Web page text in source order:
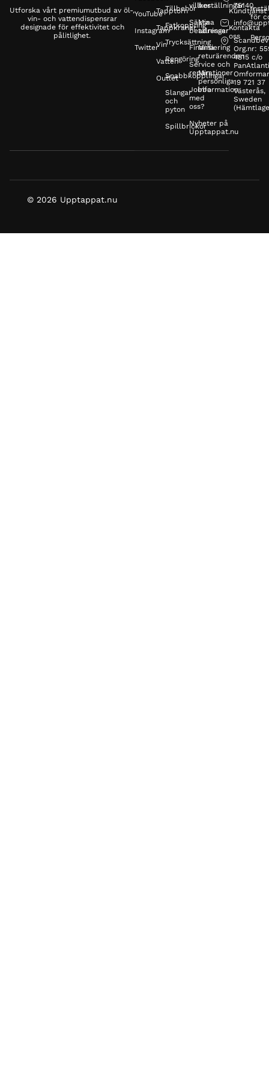
Utforska vårt premiumutbud av öl-,
vin- och vattendispensrar
designade för effektivitet och
pålitlighet.
YouTube
Instagram
Twitter
Tapptorn
Tappkranar
Vin
Vatten
Outlet
Tillbehör
Fatkoppling
Trycksättning
Rengöring
Snabbkopplingar
Slangar
och
pyton
Spillbrickor
villkor
Säkra
betalningar
Finansiering
Service och
reparationer
Jobba
med
oss?
Nyheter på
Upptappat.nu
beställningar
Mina
adresser
Mina
returärenden
Min
personliga
information
75140
Scandbev
Org.nr:
4815 c/o
19 721 37
Västerås,
Sweden
Kundtjänst
Kontakta
oss
för
© 2026 Upptappat.nu